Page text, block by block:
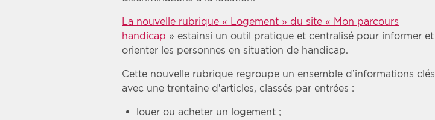
La nouvelle rubrique « Logement » du site « Mon parcours
handicap » estainsi un outil pratique et centralisé pour informer et
orienter les personnes en situation de handicap.
Cette nouvelle rubrique regroupe un ensemble d’informations clés
avec une trentaine d’articles, classés par entrées :
louer ou acheter un logement ;